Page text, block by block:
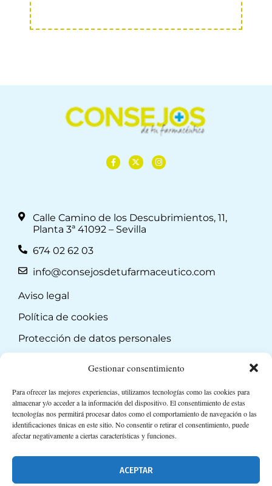
Gestionar consentimiento
Para ofrecer las mejores experiencias, utilizamos tecnologías como las cookies para
almacenar y/o acceder a la información del dispositivo. El consentimiento de estas
tecnologías nos permitirá procesar datos como el comportamiento de navegación o las
identificaciones únicas en este sitio. No consentir o retirar el consentimiento, puede
afectar negativamente a ciertas características y funciones.
ACEPTAR
Calle Camino de los Descubrimientos, 11,
Planta 3ª 41092 – Sevilla
674 02 62 03
info@consejosdetufarmaceutico.com
Aviso legal
Política de cookies
Protección de datos personales